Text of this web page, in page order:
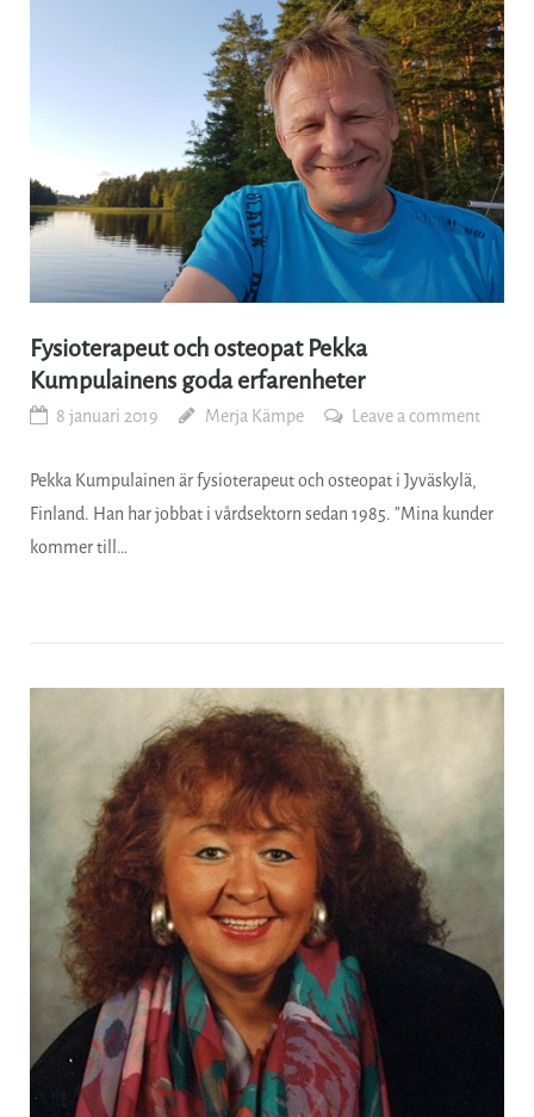
Fysioterapeut och osteopat Pekka
Kumpulainens goda erfarenheter
8 januari 2019 Merja Kämpe Leave a comment
Pekka Kumpulainen är fysioterapeut och osteopat i Jyväskylä,
Finland. Han har jobbat i vårdsektorn sedan 1985. ”Mina kunder
kommer till…